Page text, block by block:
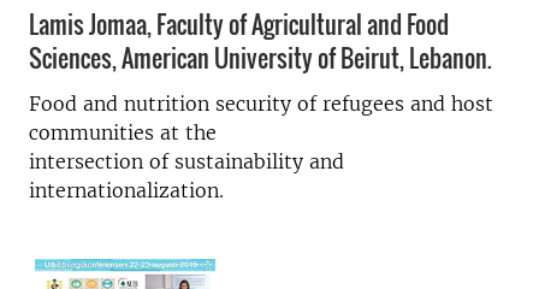
Lamis Jomaa, Faculty of Agricultural and Food
Sciences, American University of Beirut, Lebanon.
Food and nutrition security of refugees and host
communities at the
intersection of sustainability and
internationalization.